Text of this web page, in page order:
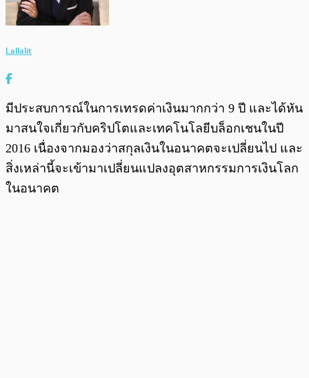
Lallalit
มีประสบการณ์ในการเทรดค่าเงินมากกว่า 9 ปี และได้หัน
มาสนใจเกี่ยวกับคริปโตและเทคโนโลยีบล็อกเชนในปี
2016 เนื่องจากมองว่าสกุลเงินในอนาคตจะเปลี่ยนไป และ
สิ่งเหล่านี้จะเข้ามาเปลี่ยนแปลงอุตสาหกรรมการเงินโลก
ในอนาคต